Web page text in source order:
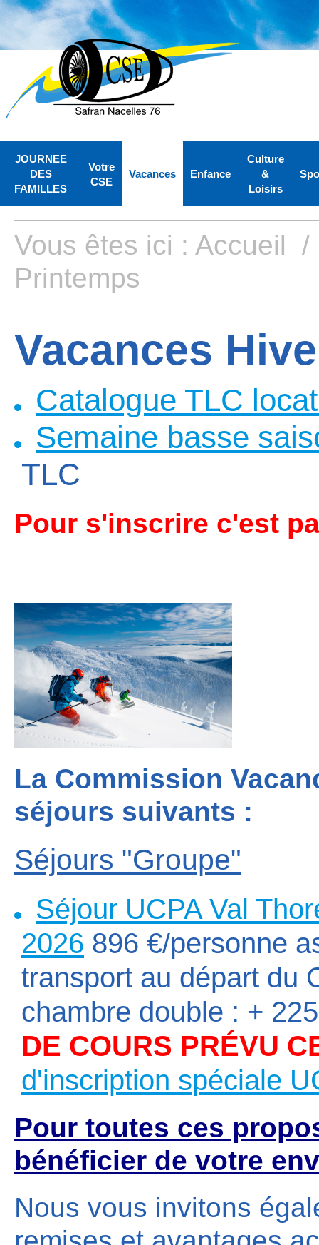
JOURNEE
DES
FAMILLES
Votre
CSE
Vacances Enfance
Culture
&
Loisirs
Vous êtes ici : Accueil
Printemps
Vacances
Catalogue TLC
Semaine basse
TLC
Pour s'inscrire c'est
La Commission
séjours suivants :
Séjours "Groupe"
Séjour UCPA Val
2026 896 €/personne
transport au départ du
chambre double : +
DE COURS PRÉVU
d'inscription spéciale
Pour toutes ces
bénéficier de votre
Nous vous invitons